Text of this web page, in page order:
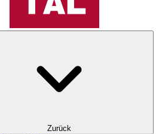
Zurück